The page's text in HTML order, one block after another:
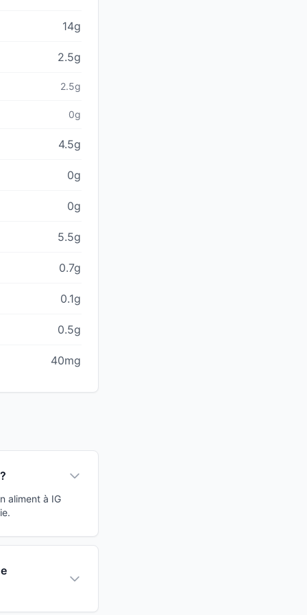
14g
2.5g
2.5g
0g
4.5g
0g
0g
5.5g
0.7g
0.1g
0.5g
40mg
aliment à IG